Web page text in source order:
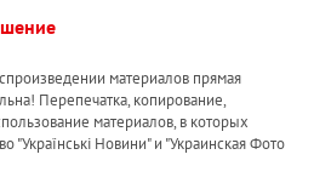
материалов прямая
Перепечатка, копирование,
материалов, в которых
"Українськi Новини" и "Украинская Фото